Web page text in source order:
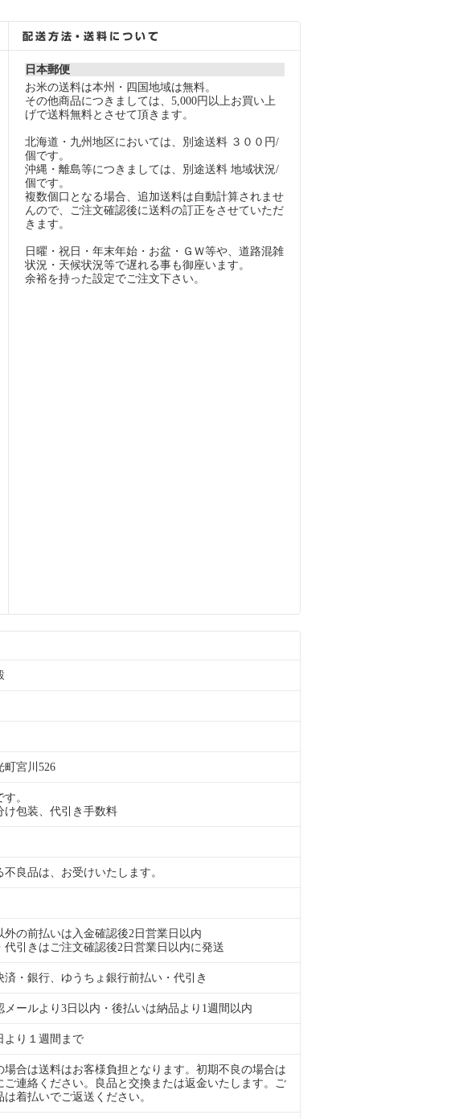
日本郵便
お米の送料は本州・四国地域は無料。
その他商品につきましては、5,000円以上お買い上
げで送料無料とさせて頂きます。
北海道・九州地区においては、別途送料 ３００円/
個です。
沖縄・離島等につきましては、別途送料 地域状況/
個です。
複数個口となる場合、追加送料は自動計算されませ
んので、ご注文確認後に送料の訂正をさせていただ
きます。
日曜・祝日・年末年始・お盆・ＧＷ等や、道路混雑
状況・天候状況等で遅れる事も御座います。
余裕を持った設定でご注文下さい。
町宮川526
。
け包装、代引き手数料
良品は、お受けいたします。
外の前払いは入金確認後2日営業日以内
代引きはご注文確認後2日営業日以内に発送
済・銀行、ゆうちょ銀行前払い・代引き
メールより3日以内・後払いは納品より1週間以内
より１週間まで
場合は送料はお客様負担となります。初期不良の場合は
ご連絡ください。良品と交換または返金いたします。ご
着払いでご返送ください。